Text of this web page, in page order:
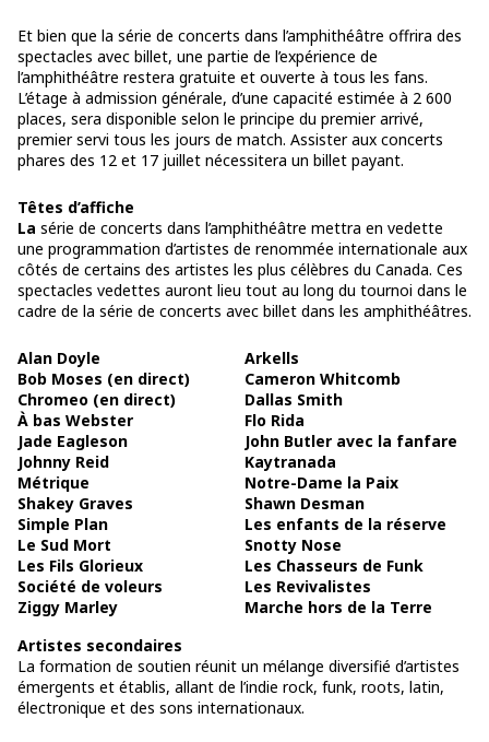
Et bien que la série de concerts dans l’amphithéâtre offrira des
spectacles avec billet, une partie de l’expérience de
l’amphithéâtre restera gratuite et ouverte à tous les fans.
L’étage à admission générale, d’une capacité estimée à 2 600
places, sera disponible selon le principe du premier arrivé,
premier servi tous les jours de match. Assister aux concerts
phares des 12 et 17 juillet nécessitera un billet payant.
Têtes d’affiche
La série de concerts dans l’amphithéâtre mettra en vedette
une programmation d’artistes de renommée internationale aux
côtés de certains des artistes les plus célèbres du Canada. Ces
spectacles vedettes auront lieu tout au long du tournoi dans le
cadre de la série de concerts avec billet dans les amphithéâtres.
Alan Doyle
Bob Moses (en direct)
Chromeo (en direct)
À bas Webster
Jade Eagleson
Johnny Reid
Métrique
Shakey Graves
Simple Plan
Le Sud Mort
Les Fils Glorieux
Société de voleurs
Ziggy Marley
Arkells
Cameron Whitcomb
Dallas Smith
Flo Rida
John Butler avec la fanfare
Kaytranada
Notre-Dame la Paix
Shawn Desman
Les enfants de la réserve
Snotty Nose
Les Chasseurs de Funk
Les Revivalistes
Marche hors de la Terre
Artistes secondaires
La formation de soutien réunit un mélange diversifié d’artistes
émergents et établis, allant de l’indie rock, funk, roots, latin,
électronique et des sons internationaux.